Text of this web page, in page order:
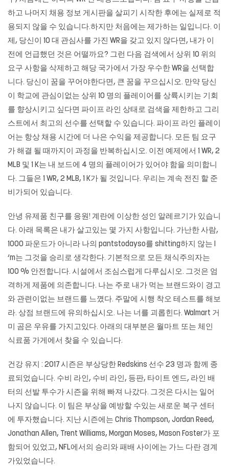
하고 나머지 채용 정보 게시판을 살피기 시작한 후에는 실제로 적
용되지 않을 수 있습니다.하지만 처음에는 제가하는 일입니다. 이
제, 당신이 10 대 관심사를 가진 WR을 갖고 있지 않다면, 내가 이
전에 언급했던 것은 어떨까요? 그런 다음 검색에서 상위 10 위의
요구 사항을 삭제하고 해당 국가에서 가장 우수한 WR을 선택합
니다. 당신이 꿈을 꾸어야한다면, 큰 꿈을 꾸으십시오. 만약 당신
이 학교에 관심이없는 상위 10 명의 플레이어를 상륙시키는 기회
를 향상시키고 싶다면 파이프 라인 상태로 검색을 제한하고 그리
스트에서 최고의 선수를 선택할 수 있습니다. 파이프 라인 플레이
어는 항상 채용 시간에 더 나은 수익을 제공합니다. 모든 팀 요구
가 해결 될 때까지이 과정을 반복하십시오. 이전 예제에서 1 WR, 2
MLB 및 1 K는 ​​내 보드에 4 명의 플레이어가 있어야 함을 의미합니
다. 그들은 1 WR, 2 MLB, 1 K가 될 것입니다. 우리는 계속 전진 할 준
비가되어 있습니다.
안녕 유제품 친구를 응원! 계란에 이상한 성인 알레르기가 있습니
다. 아래 목록은 내가 살고있는 몇 가지 사항입니다. 가난한 사람,
1000 파운드가 아니라 나의 pantstodayso를 shitting하지 않는 I
‘m는 그것을 승리로 생각한다. 기본적으로 모든 채식주의자는
100 % 안전합니다. 시설에서 조심스럽게 다루십시오. 그것은 엄
격하게 제품에 의존합니다. 나는 주로 내가 먹는 브랜드와이 경고
와 관련이없는 브랜드를 느꼈다. 주말에 시행 착오 테스트를 해보
라. 상점 브랜드에 유의하십시오. 나는 너를 괴롭힌다. Walmart 거
미 곰은 우유를 가지고있다. 아래의 대부분은 월마트 또는 체인
식료품 가게에서 찾을 수 있습니다.
건강 유지 : 2017 시즌은 부상당한 Redskins 선수 23 명과 함께 종
료되었습니다. 수비 라인, 수비 라인, 등판, 타이트 엔드, 라인 배
터의 선발 투수가 시즌을 위해 빠져 나갔다. 그것은 다시는 일어
나지 않습니다. 이 팀은 부상을 예방할 수있는 새로운 복구 센터
에 투자했습니다. 지난 시즌에는 Chris Thompson, Jordan Reed,
Jonathan Allen, Trent Williams, Morgan Moses, Mason Foster가 포
함되어 있었고, NFL에서의 승리와 패배 사이에는 가느 다란 경계
가있었습니다.